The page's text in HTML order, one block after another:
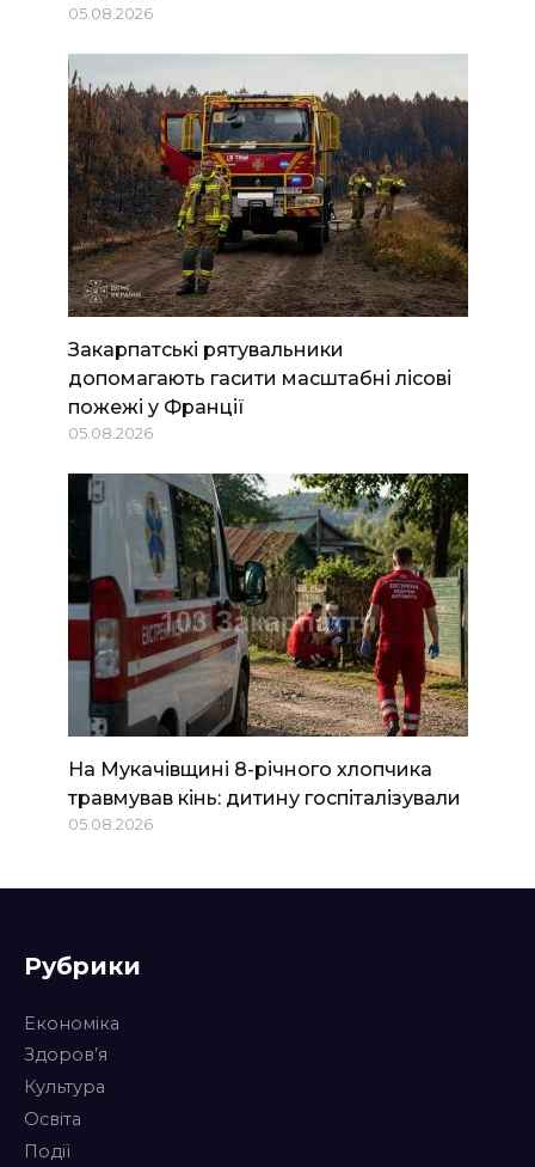
05.08.2026
Закарпатські рятувальники
допомагають гасити масштабні лісові
пожежі у Франції
05.08.2026
На Мукачівщині 8-річного хлопчика
травмував кінь: дитину госпіталізували
05.08.2026
Рубрики
Економіка
Здоров’я
Культура
Освіта
Події